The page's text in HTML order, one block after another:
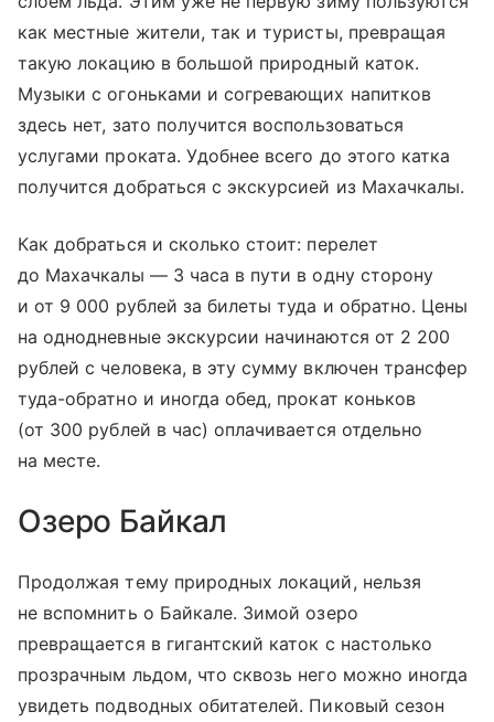
как местные жители, так и туристы, превращая
такую локацию в большой природный каток.
Музыки с огоньками и согревающих напитков
здесь нет, зато получится воспользоваться
услугами проката. Удобнее всего до этого катка
получится добраться с экскурсией из Махачкалы.
Как добраться и сколько стоит: перелет
до Махачкалы — 3 часа в пути в одну сторону
и от 9 000 рублей за билеты туда и обратно. Цены
на однодневные экскурсии начинаются от 2 200
рублей с человека, в эту сумму включен трансфер
туда-обратно и иногда обед, прокат коньков
(от 300 рублей в час) оплачивается отдельно
на месте.
Озеро Байкал
Продолжая тему природных локаций, нельзя
не вспомнить о Байкале. Зимой озеро
превращается в гигантский каток с настолько
прозрачным льдом, что сквозь него можно иногда
увидеть подводных обитателей. Пиковый сезон